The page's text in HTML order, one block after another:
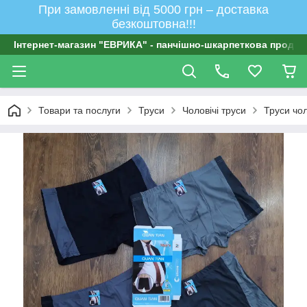
При замовленні від 5000 грн – доставка
безкоштовна!!!
Інтернет-магазин "ЕВРИКА" - панчішно-шкарпеткова
Товари та послуги Труси Чоловічі труси Труси